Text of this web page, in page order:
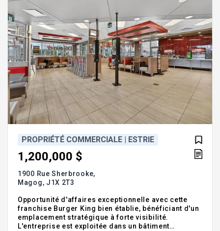
PROPRIÉTÉ COMMERCIALE | ESTRIE
1,200,000 $
1900 Rue Sherbrooke,
Magog, J1X 2T3
Opportunité d'affaires exceptionnelle avec cette
franchise Burger King bien établie, bénéficiant d'un
emplacement stratégique à forte visibilité.
L'entreprise est exploitée dans un bâtiment